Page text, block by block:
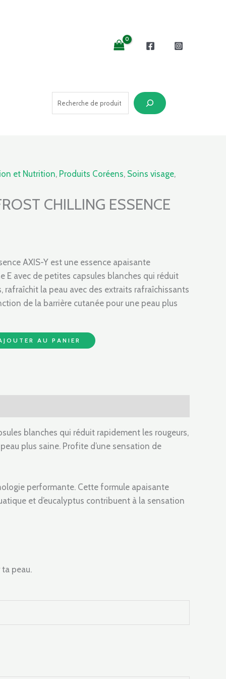
et Nutrition, Produits Coréens, Soins visage,
CHILLING ESSENCE
AXIS-Y est une essence apaisante
E avec de petites capsules blanches qui réduit
rafraîchit la peau avec des extraits rafraîchissants
de la barrière cutanée pour une peau plus
AU PANIER
blanches qui réduit rapidement les rougeurs,
plus saine. Profite d’une sensation de
performante. Cette formule apaisante
et d’eucalyptus contribuent à la sensation
peau.